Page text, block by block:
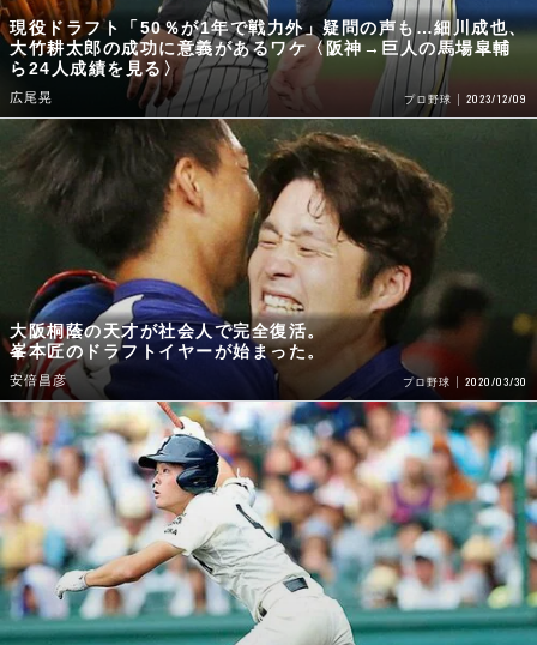
現役ドラフト「50％が1年で戦力外」疑問の声も…細川成也、
大竹耕太郎の成功に意義があるワケ〈阪神→巨人の馬場皐輔
ら24人成績を見る〉
広尾晃 プロ野球 2023/12/09
大阪桐蔭の天才が社会人で完全復活。
峯本匠のドラフトイヤーが始まった。
安倍昌彦 プロ野球 2020/03/30